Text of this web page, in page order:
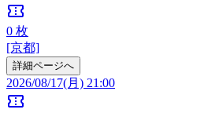
confirmation_number
0 枚
[京都]
詳細ページへ
2026/08/17(月) 21:00
confirmation_number